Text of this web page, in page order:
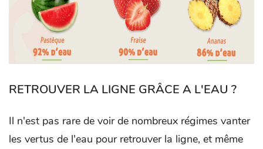
RETROUVER LA LIGNE GRÂCE A L'EAU ?
Il n'est pas rare de voir de nombreux régimes vanter
les vertus de l'eau pour retrouver la ligne, et même